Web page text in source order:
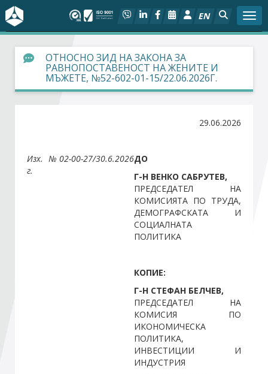
EN
За БСК
На фокус
Дейности
Абонирайте се!
ОТНОСНО ЗИД НА ЗАКОНА ЗА
РАВНОПОСТАВЕНОСТ НА ЖЕНИТЕ И
МЪЖЕТЕ, №52-602-01-15/22.06.2026Г.
29.06.2026
Изх. №02-00-27/30.6.2026
г.
ДО
Г-Н ВЕНКО САБРУТЕВ,
ПРЕДСЕДАТЕЛ НА
КОМИСИЯТА ПО ТРУДА,
ДЕМОГРАФСКАТА И
СОЦИАЛНАТА
ПОЛИТИКА
КОПИЕ:
Г-Н СТЕФАН БЕЛЧЕВ,
ПРЕДСЕДАТЕЛ НА
КОМИСИЯ ПО
ИКОНОМИЧЕСКА
ПОЛИТИКА,
ИНВЕСТИЦИИ И
ИНДУСТРИЯ